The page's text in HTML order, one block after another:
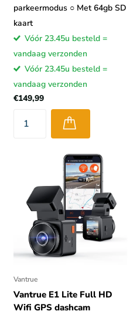
parkeermodus ○ Met 64gb SD
kaart
Vóór 23.45u besteld =
vandaag verzonden
Vóór 23.45u besteld =
vandaag verzonden
€149,99
Vantrue
Vantrue E1 Lite Full HD
Wifi GPS dashcam